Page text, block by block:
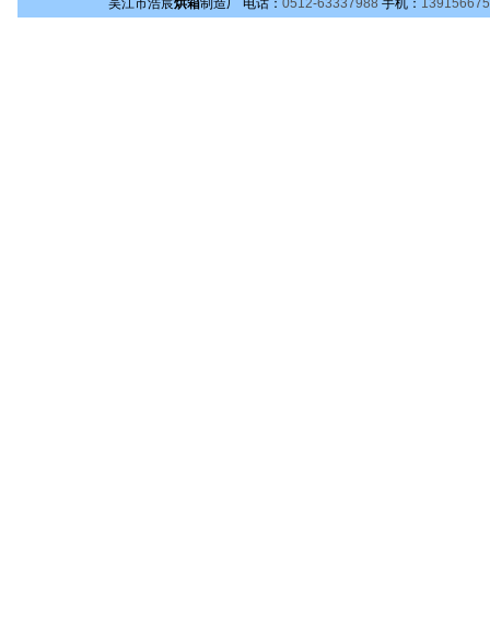
吴江市浩宸烘箱制造厂 电话： 0512-63337988 手机：